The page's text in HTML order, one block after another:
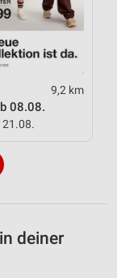
9,2 km
08.08.
21.08.
deiner